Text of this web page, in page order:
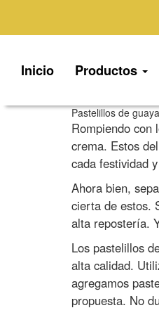
Inicio Productos
Pastelillos de
Rompiendo con
crema. Estos
cada festividad
Ahora bien,
cierta de estos.
alta repostería.
Los pastelillos
alta calidad.
agregamos
propuesta. No